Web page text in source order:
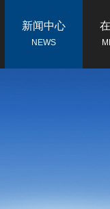
新闻中心
NEWS